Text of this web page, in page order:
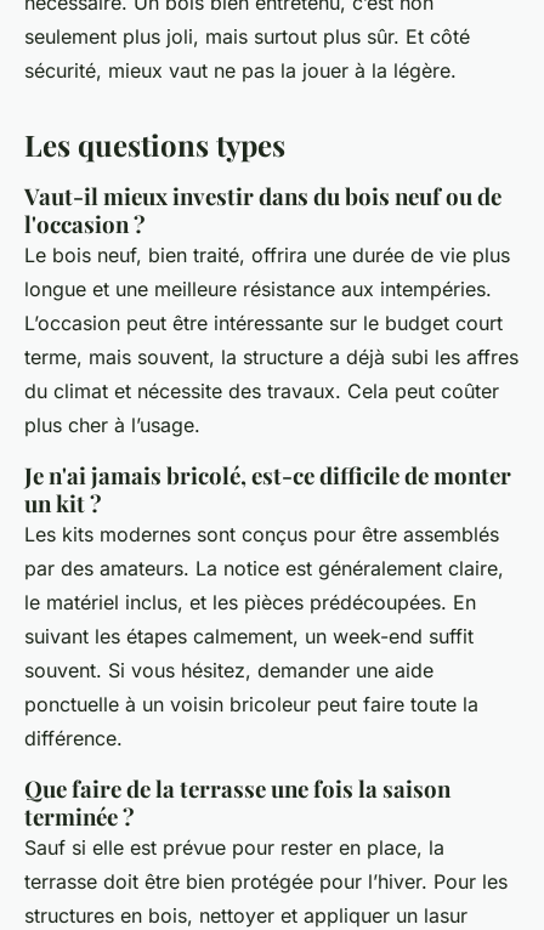
seulement plus joli, mais surtout plus sûr. Et côté
sécurité, mieux vaut ne pas la jouer à la légère.
Les questions types
Vaut-il mieux investir dans du bois neuf ou de
l'occasion ?
Le bois neuf, bien traité, offrira une durée de vie plus
longue et une meilleure résistance aux intempéries.
L’occasion peut être intéressante sur le budget court
terme, mais souvent, la structure a déjà subi les affres
du climat et nécessite des travaux. Cela peut coûter
plus cher à l’usage.
Je n'ai jamais bricolé, est-ce difficile de monter
un kit ?
Les kits modernes sont conçus pour être assemblés
par des amateurs. La notice est généralement claire,
le matériel inclus, et les pièces prédécoupées. En
suivant les étapes calmement, un week-end suffit
souvent. Si vous hésitez, demander une aide
ponctuelle à un voisin bricoleur peut faire toute la
différence.
Que faire de la terrasse une fois la saison
terminée ?
Sauf si elle est prévue pour rester en place, la
terrasse doit être bien protégée pour l’hiver. Pour les
structures en bois, nettoyer et appliquer un lasur